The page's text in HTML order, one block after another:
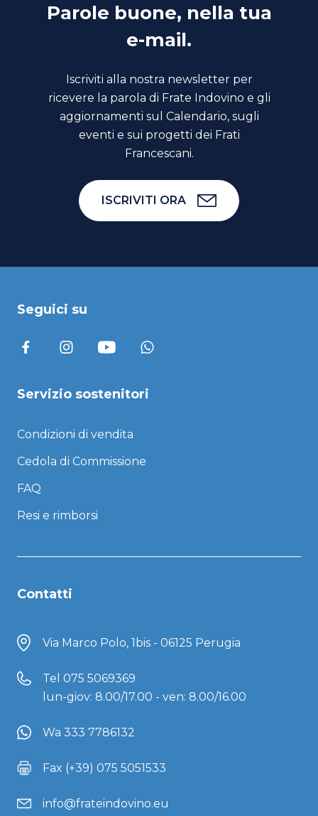
Parole buone, nella tua
e-mail.
Iscriviti alla nostra newsletter per
ricevere la parola di Frate Indovino e gli
aggiornamenti sul Calendario, sugli
eventi e sui progetti dei Frati
Francescani.
ISCRIVITI ORA
Seguici su
Servizio sostenitori
Condizioni di vendita
Cedola di Commissione
FAQ
Resi e rimborsi
Contatti
Via Marco Polo, 1bis - 06125 Perugia
Tel 075 5069369
lun-giov: 8.00/17.00 - ven: 8.00/16.00
Wa 333 7786132
Fax (+39) 075 5051533
info@frateindovino.eu